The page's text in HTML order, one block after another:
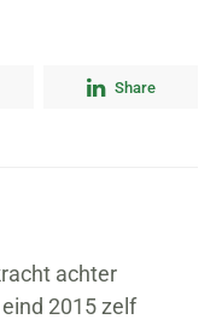
Share
achter
2015 zelf